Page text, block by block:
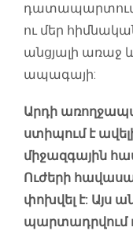
ու մեր
անցյալի առաջ
ապագայի:
Արդի
ստիպում է
միջազգային
Ուժերի
փոխվել է: Այս
պարտադրվում